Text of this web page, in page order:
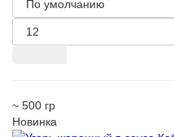
~ 500 гр
Новинка